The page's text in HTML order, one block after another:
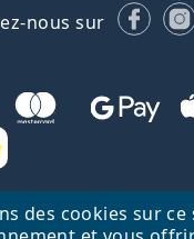
des cookies sur
nous sur